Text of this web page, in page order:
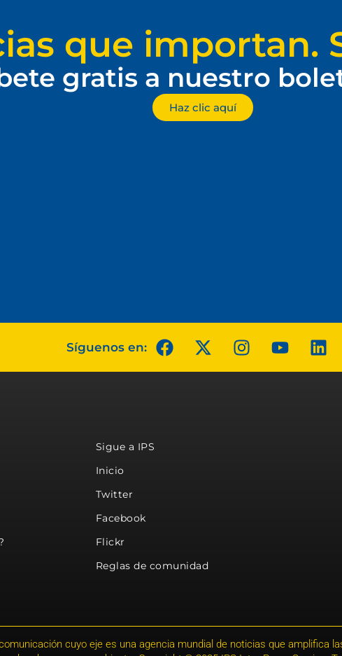
que importan.
gratis a nuestro
Haz clic aquí
Síguenos en:
Sigue a IPS
Inicio
Twitter
Facebook
Flickr
Reglas de comunidad
cuyo eje es una agencia mundial de noticias que amplifica